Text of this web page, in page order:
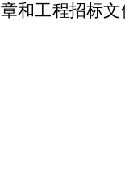
和工程招标文